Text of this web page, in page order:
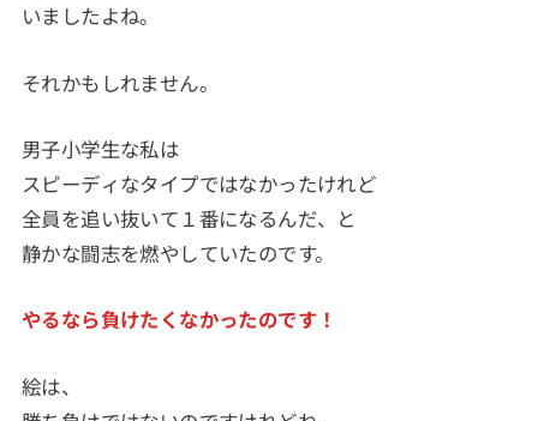
いましたよね。
それかもしれません。
男子小学生な私は
スピーディなタイプではなかったけれど
全員を追い抜いて１番になるんだ、と
静かな闘志を燃やしていたのです。
やるなら負けたくなかったのです！
絵は、